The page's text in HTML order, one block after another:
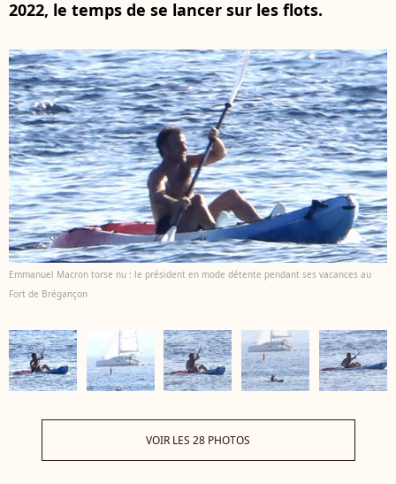
2022, le temps de se lancer sur les flots.
Emmanuel Macron torse nu : le président en mode détente pendant ses vacances au
Fort de Brégançon
VOIR LES 28 PHOTOS